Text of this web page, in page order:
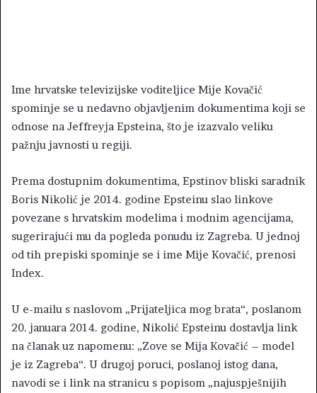
Ime hrvatske televizijske voditeljice Mije Kovačić
spominje se u nedavno objavljenim dokumentima koji se
odnose na Jeffreyja Epsteina, što je izazvalo veliku
pažnju javnosti u regiji.
Prema dostupnim dokumentima, Epstinov bliski saradnik
Boris Nikolić je 2014. godine Epsteinu slao linkove
povezane s hrvatskim modelima i modnim agencijama,
sugerirajući mu da pogleda ponudu iz Zagreba. U jednoj
od tih prepiski spominje se i ime Mije Kovačić, prenosi
Index.
U e-mailu s naslovom „Prijateljica mog brata“, poslanom
20. januara 2014. godine, Nikolić Epsteinu dostavlja link
na članak uz napomenu: „Zove se Mija Kovačić – model
je iz Zagreba“. U drugoj poruci, poslanoj istog dana,
navodi se i link na stranicu s popisom „najuspješnijih